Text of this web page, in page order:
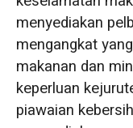
menyediakan
mengangkat
makanan dan
keperluan
piawaian